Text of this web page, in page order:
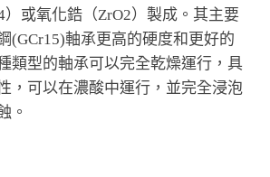
）或氧化鋯（ZrO2）製成。其主要
(GCr15)軸承更高的硬度和更好的
類型的軸承可以完全乾燥運行，具
，可以在濃酸中運行，並完全浸泡
。